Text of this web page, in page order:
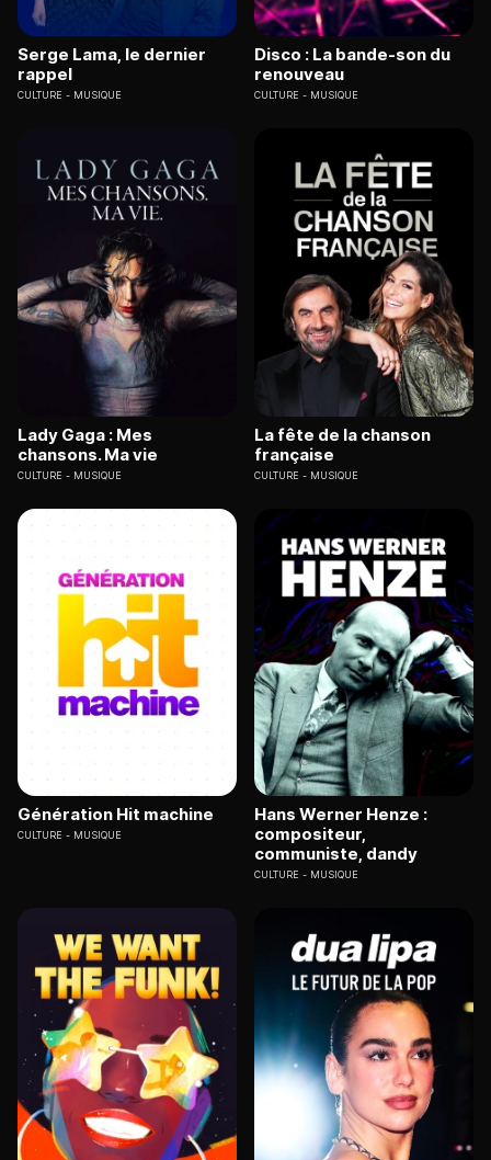
Serge Lama, le dernier
rappel
CULTURE MUSIQUE
Disco : La bande-son du
renouveau
CULTURE MUSIQUE
Lady Gaga : Mes
chansons. Ma vie
CULTURE MUSIQUE
La fête de la chanson
française
CULTURE MUSIQUE
Génération Hit machine
CULTURE MUSIQUE
Hans Werner Henze :
compositeur,
communiste, dandy
CULTURE MUSIQUE